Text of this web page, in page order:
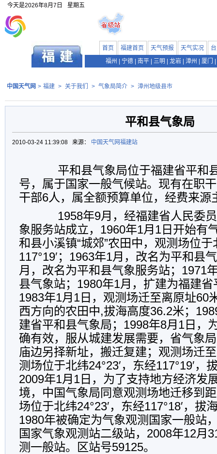
今天是2026年8月7日 星期五
首页 福建首页 天气预报 天气实况
福州
宁德 南平 三明 龙岩 漳州 厦门
中国天气网 > 福建 > 关于我们 > 气象局简介 > 漳州地级县市
平和县气象局
2010-03-24 11:39:08 来源： 中国天气网福建站
平和县气象局位于福建省平和
号，属于国家一般气候站。现有在职
干部6人，属全额预算单位，经费来源
1958年9月，经福建省人民委员
象服务站成立，1960年1月1日开始有
和县小溪镇“城郊”农田中，观测场位于
117°19′；1963年1月，改名为平和县
月，改名为平和县气象服务站；1971
县气象站；1980年1月，扩建为福建
1983年1月1日，观测场迁至离原址60
西方向的农田中,拔海高度36.2米；
建省平和县气象局；1998年8月1日，
确有效，服从城建发展需要，省气象
庙边另择新址，搬迁复建；观测场迁
测场位于北纬24°23′，东经117°19′，
2009年1月1日，为了支持地方经济发
境，中国气象局同意观测场地迁移到
场位于北纬24°23′，东经117°18′，拔
1980年被确定为气象观测国家一般站
国家气象观测站二级站，2008年12月
测一般站。区站号59125。